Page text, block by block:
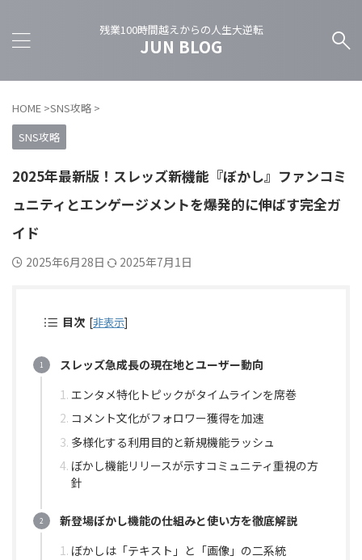
残業100時間越えからの人生大逆転
JUN BLOG
HOME >SNS攻略 >
SNS攻略
2025年最新版！スレッズ新機能『ぼかし』ファンコミ
ュニティとエンゲージメントを爆発的に伸ばす完全ガ
イド
2025年6月28日 2025年7月1日
目次 [非表示]
スレッズ急成長の現在地とユーザー動向
エンタメ特化トピックがタイムラインを席巻
コメント文化がフォロワー獲得を加速
多様化する利用目的と新規機能ラッシュ
ぼかし機能リリースが示すコミュニティ重視の方
針
新登場ぼかし機能の仕組みと使い方を徹底解説
ぼかしは「テキスト」と「画像」の二系統